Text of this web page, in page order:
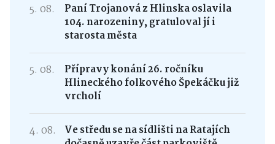
5. 08.
Paní Trojanová z Hlinska oslavila
104. narozeniny, gratuloval jí i
starosta města
5. 08.
Přípravy konání 26. ročníku
Hlineckého folkového Špekáčku již
vrcholí
4. 08.
Ve středu se na sídlišti na Ratajích